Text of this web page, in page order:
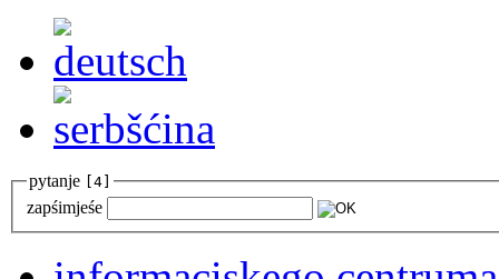
pytanje [4]
zapśimjeśe